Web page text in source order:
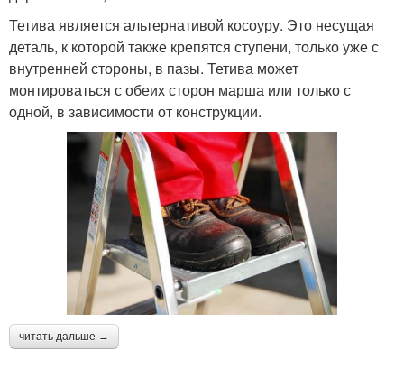
Тетива является альтернативой косоуру. Это несущая
деталь, к которой также крепятся ступени, только уже с
внутренней стороны, в пазы. Тетива может
монтироваться с обеих сторон марша или только с
одной, в зависимости от конструкции.
читать дальше →